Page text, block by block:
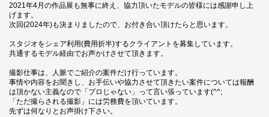
2021年4月の作品展も無事に終え、協力頂いたモデルの皆様には感謝申し上
げます。
次回(2024年)も決まりましたので、お付き合い頂けたらと思います。
スタジオをシェア利用(費用折半)するクライアントを募集しています。
共通するモデル経由でお声かけさせて頂きます。
撮影仕事は、人脈でご紹介の案件だけ行っています。
事情や内容をお聞きし、お手伝いや協力させて頂きたい案件については報酬
は頂かない主義なので「プロじゃない」って言い張っています(^^;
「ただ撮らされる撮影」には労務費を頂いています。
先ずは何なりとお声掛け下さい。